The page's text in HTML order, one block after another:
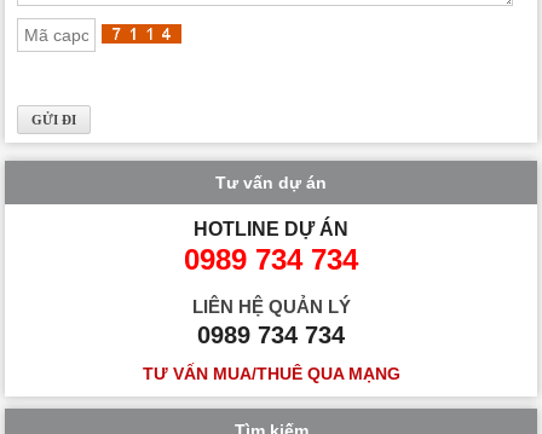
Tư vấn dự án
HOTLINE DỰ ÁN
0989 734 734
LIÊN HỆ QUẢN LÝ
0989 734 734
TƯ VẤN MUA/THUÊ QUA MẠNG
Tìm kiếm